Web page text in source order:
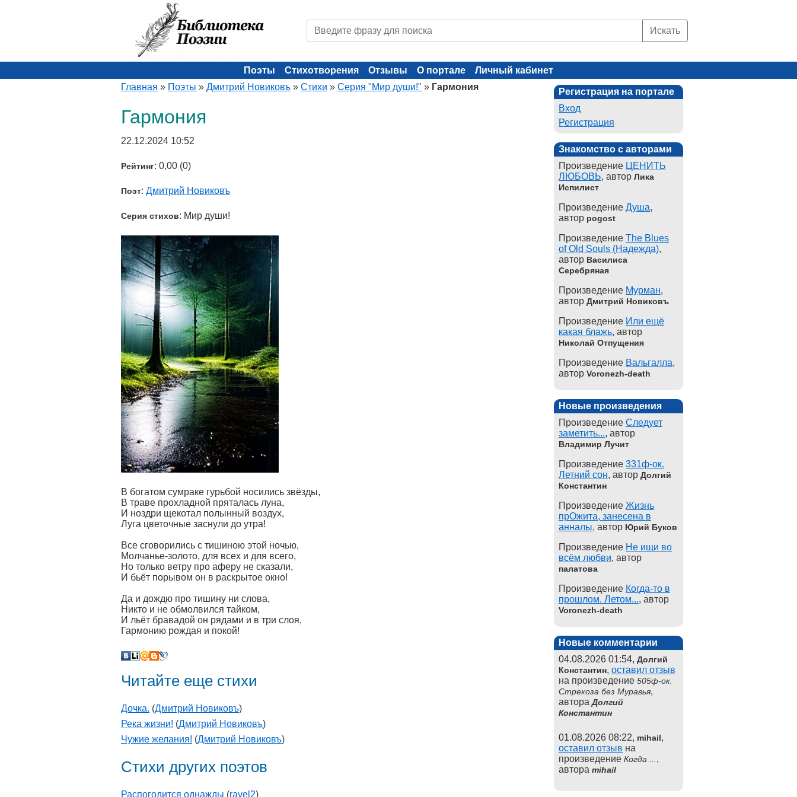
Искать
Поэты Стихотворения Отзывы О портале
Личный кабинет
Главная » Поэты » Дмитрий Новиковъ » Стихи » Серия "Мир души!" » Гармония
Гармония
22.12.2024 10:52
Рейтинг: 0,00 (0)
Поэт: Дмитрий Новиковъ
Серия стихов: Мир души!
В богатом сумраке гурьбой носились звёзды,
В траве прохладной пряталась луна,
И ноздри щекотал полынный воздух,
Луга цветочные заснули до утра!
Все сговорились с тишиною этой ночью,
Молчанье-золото, для всех и для всего,
Но только ветру про аферу не сказали,
И бьёт порывом он в раскрытое окно!
Да и дождю про тишину ни слова,
Никто и не обмолвился тайком,
И льёт бравадой он рядами и в три слоя,
Гармонию рождая и покой!
Читайте еще стихи
Дочка. (Дмитрий Новиковъ)
Река жизни! (Дмитрий Новиковъ)
Чужие желания! (Дмитрий Новиковъ)
Стихи других поэтов
Распогодится однажды (ravel2)
Регистрация на портале
Вход
Регистрация
Знакомство с авторами
Произведение ЦЕНИТЬ
ЛЮБОВЬ, автор Лика
Испилист
Произведение Душа,
автор pogost
Произведение The Blues
of Old Souls (Надежда),
автор Василиса
Серебряная
Произведение Мурман,
автор Дмитрий Новиковъ
Произведение Или ещё
какая блажь, автор
Николай Отпущения
Произведение Вальгалла,
автор Voronezh-death
Новые произведения
Произведение Следует
заметить..., автор
Владимир Лучит
Произведение 331ф-ок.
Летний сон, автор Долгий
Константин
Произведение Жизнь
прОжита, занесена в
анналы, автор Юрий Буков
Произведение Не ищи во
всём любви, автор
палатова
Произведение Когда-то в
прошлом. Летом..., автор
Voronezh-death
Новые комментарии
04.08.2026 01:54, Долгий
Константин, оставил отзыв
на произведение 505ф-ок.
Стрекоза без Муравья,
автораДолгий
Константин
01.08.2026 08:22, mihail,
оставил отзыв на
произведение Когда ... ,
автора mihail